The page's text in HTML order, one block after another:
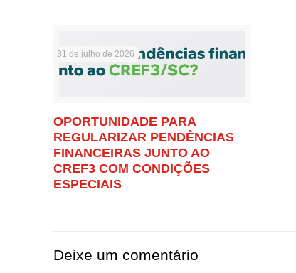
31 de julho de 2026
OPORTUNIDADE PARA
REGULARIZAR PENDÊNCIAS
FINANCEIRAS JUNTO AO
CREF3 COM CONDIÇÕES
ESPECIAIS
Deixe um comentário